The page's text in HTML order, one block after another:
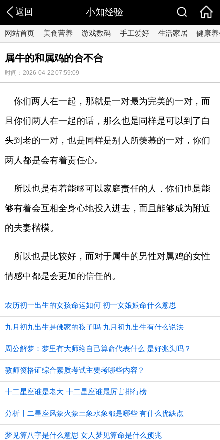
返回 小知经验
网站首页 美食营养 游戏数码 手工爱好 生活家居 健康养
属牛的和属鸡的合不合
时间：2026-04-22 07:59:09
你们两人在一起，那就是一对最为完美的一对，而
且你们两人在一起的话，那么也是同样是可以到了白
头到老的一对，也是同样是别人所羡慕的一对，你们
两人都是会有着责任心。
所以也是有着能够可以家庭责任的人，你们也是能
够有着会互相全身心地投入进去，而且能够成为附近
的夫妻楷模。
所以也是比较好，而对于属牛的男性对属鸡的女性
情感中都是会更加的信任的。
农历初一出生的女孩命运如何 初一女娘娘命什么意思
九月初九出生是佛家的孩子吗 九月初九出生有什么说法
周公解梦：梦里有大师给自己算命代表什么 是好兆头吗？
教师资格证综合素质考试主要考哪些内容？
十二星座谁是老大 十二星座谁最厉害排行榜
分析十二星座风象火象土象水象都是哪些 有什么优缺点
梦见算八字是什么意思 女人梦见算命是什么预兆